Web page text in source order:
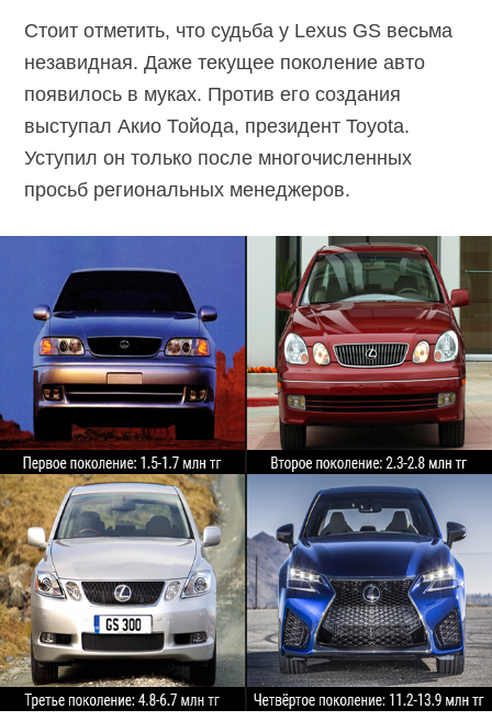
Стоит отметить, что судьба у Lexus GS весьма
незавидная. Даже текущее поколение авто
появилось в муках. Против его создания
выступал Акио Тойода, президент Toyota.
Уступил он только после многочисленных
просьб региональных менеджеров.